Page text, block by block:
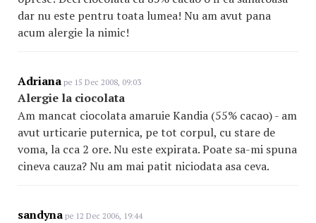
dar nu este pentru toata lumea! Nu am avut pana
acum alergie la nimic!
Adriana pe 15 Dec 2008, 09:03
Alergie la ciocolata
Am mancat ciocolata amaruie Kandia (55% cacao) - am
avut urticarie puternica, pe tot corpul, cu stare de
voma, la cca 2 ore. Nu este expirata. Poate sa-mi spuna
cineva cauza? Nu am mai patit niciodata asa ceva.
sandyna pe 12 Dec 2006, 19:44